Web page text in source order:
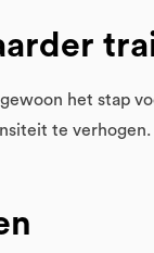
het stap
te